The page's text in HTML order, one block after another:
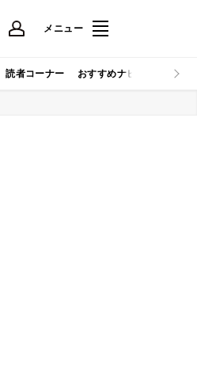
メニュー
読者コーナー おすすめナビ マイナビ